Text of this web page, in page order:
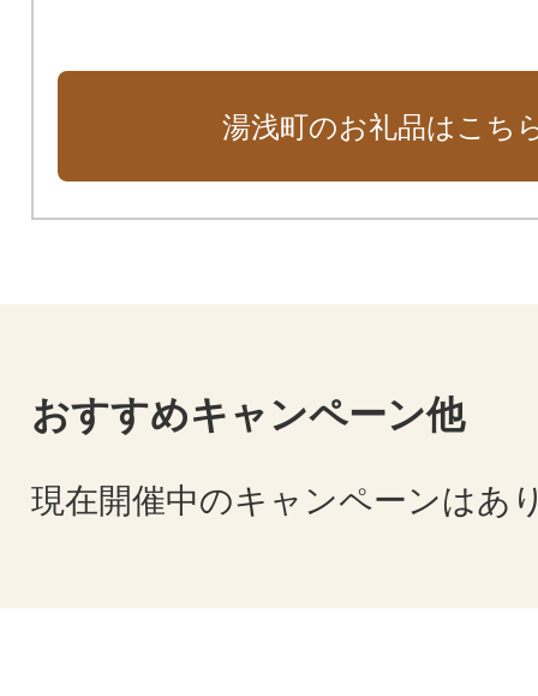
湯浅町のお礼品はこち
おすすめキャンペーン他
現在開催中のキャンペーンはあ